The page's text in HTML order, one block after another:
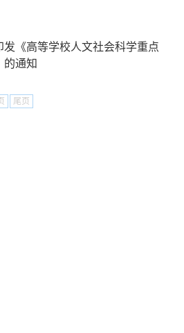
《高等学校人文社会科学重点
的通知
尾页